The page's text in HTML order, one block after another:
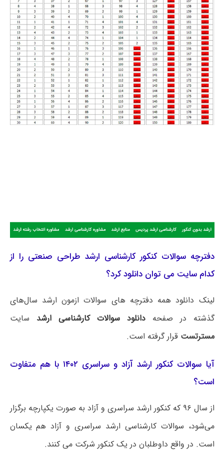
دفترچه سوالات کنکور کارشناسی ارشد طراحی صنعتی را از
کدام سایت می توان دانلود کرد؟
لینک دانلود همه دفترچه های سوالات ازمون ارشد سال‌های
گذشته در صفحه
دانلود سوالات کارشناسی ارشد
سایت
مسترتست قرار گرفته است.
آیا سوالات کنکور ارشد آزاد و سراسری ۱۴۰۲ با هم متفاوت
است؟
از سال ۹۶ که کنکور ارشد سراسری و آزاد به صورت یکپارچه برگزار
می‌شود، سوالات کارشناسی ارشد سراسری و آزاد هم یکسان
است. در واقع داوطلبان در یک کنکور شرکت می کنند.